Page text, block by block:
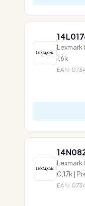
Lexmark
1,6k
EAN:
0,17k |
EAN: